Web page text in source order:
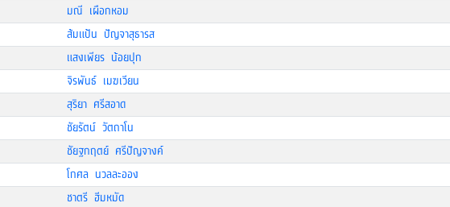
มณี เผือกหอม
ส้มแป้น ปัญจาสุธารส
แสงเพียร น้อยปุก
จิรพันธ์ เมฆเวียน
สุริยา ศรีสอาด
ชัยรัตน์ วัตถาโน
ชัยฐกฤตย์ ศรีปัญจางค์
โกศล นวลละออง
ชาตรี ฮีมหมัด